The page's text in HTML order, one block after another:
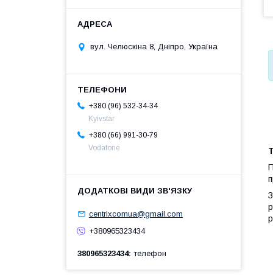
вул. Челюскіна 8, Дніпро, Україна
+380 (96) 532-34-34
Kyivstar
+380 (66) 991-30-79
Vodafone
centrixcomua@gmail.com
+380965323434
380965323434 телефон